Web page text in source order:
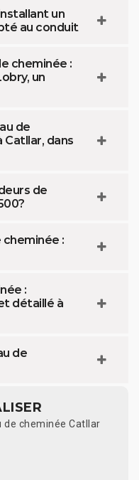
un
au conduit
cheminée :
un
de
Catllar, dans
de
:
:
détaillé à
de
de cheminée Catllar